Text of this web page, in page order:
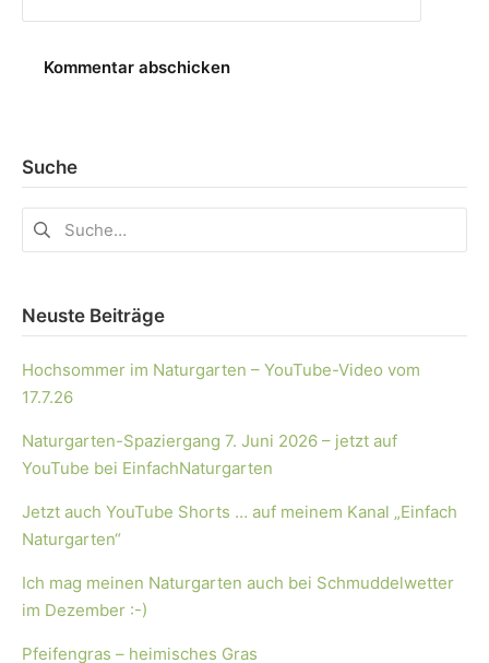
Suche
Neuste Beiträge
Hochsommer im Naturgarten – YouTube-Video vom
17.7.26
Naturgarten-Spaziergang 7. Juni 2026 – jetzt auf
YouTube bei EinfachNaturgarten
Jetzt auch YouTube Shorts … auf meinem Kanal „Einfach
Naturgarten“
Ich mag meinen Naturgarten auch bei Schmuddelwetter
im Dezember :-)
Pfeifengras – heimisches Gras